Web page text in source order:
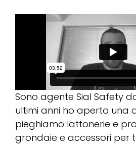
Sono agente Sial Safety
ultimi anni ho aperto una
pieghiamo lattonerie e
grondaie e accessori per